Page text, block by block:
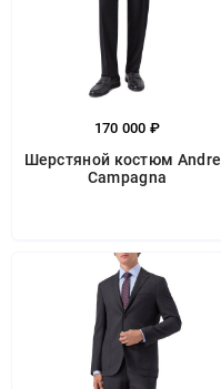
170 000 ₽
Шерстяной костюм
Campagna